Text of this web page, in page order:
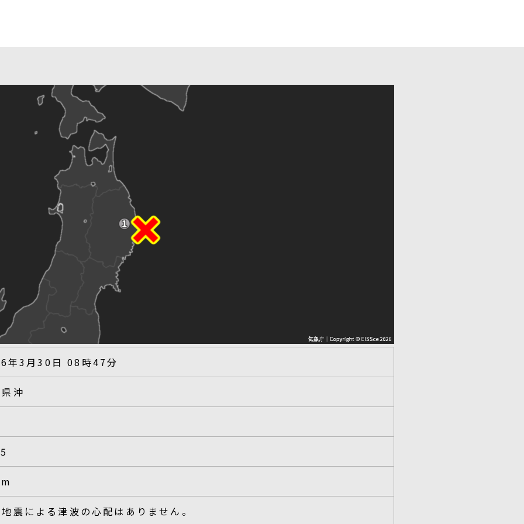
年3月30日 08時47分
沖
震による津波の心配はありません。